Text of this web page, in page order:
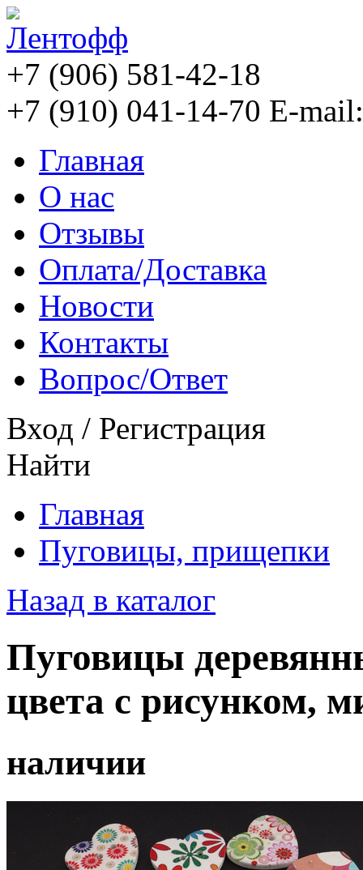
+7 (906) 581-42-18
+7 (910) 041-14-70 E-
Главная
О нас
Отзывы
Оплата/Доставка
Новости
Контакты
Вопрос/Ответ
Вход / Регистрация
Найти
Главная
Пуговицы, прищепки
Назад в каталог
Пуговицы
цвета с рисунком,
наличии